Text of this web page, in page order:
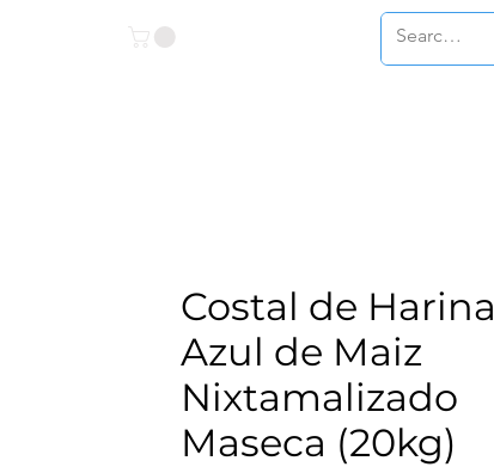
Costal de Harina
Azul de Maiz
Nixtamalizado
Maseca (20kg)